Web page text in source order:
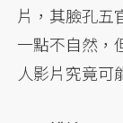
片，其臉孔五
一點不自然，
人影片究竟可